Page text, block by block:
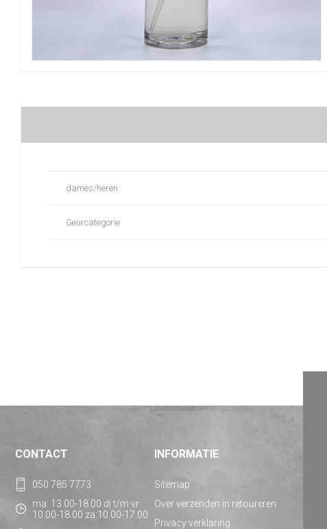
dames/heren
Geurcategorie
CONTACT
050 785 7773
ma: 13.00-18.00 di t/m vr:
10.00-18.00 za:10.00-17.00
INFORMATIE
Sitemap
Over verzenden in retoureren
Privacy verklaring